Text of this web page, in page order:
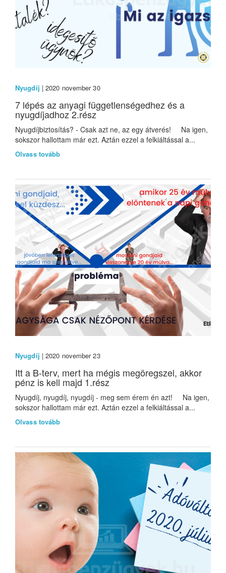
Nyugdíj | 2020 november 30
7 lépés az anyagi függetlenségedhez és a
nyugdíjadhoz 2.rész
Nyugdíjbiztosítás? - Csak azt ne, az egy átverés! Na igen,
sokszor hallottam már ezt. Aztán ezzel a felkiáltással a...
Olvass tovább
Nyugdíj | 2020 november 23
Itt a B-terv, mert ha mégis megöregszel, akkor
pénz is kell majd 1.rész
Nyugdíj, nyugdíj, nyugdíj - meg sem érem én azt! Na igen,
sokszor hallottam már ezt. Aztán ezzel a felkiáltással a...
Olvass tovább